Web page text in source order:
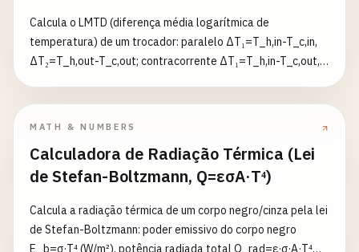
Calcula o LMTD (diferença média logarítmica de
temperatura) de um trocador: paralelo ΔT₁=T_h,in-T_c,in,
ΔT₂=T_h,out-T_c,out; contracorrente ΔT₁=T_h,in-T_c,out,
área A (m²), obtém-se o fluxo de calor Q=U·A·LMTD (W). As
temperaturas só importam como diferenças: Δ°C=ΔK e
MATH & NUMBERS
Calculadora de Radiação Térmica (Lei
de Stefan-Boltzmann, Q=εσA·T⁴)
Calcula a radiação térmica de um corpo negro/cinza pela lei
de Stefan-Boltzmann: poder emissivo do corpo negro
E_b=σ·T⁴ (W/m²), potência radiada total Q_rad=ε·σ·A·T⁴